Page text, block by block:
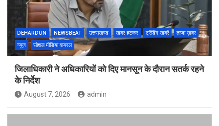
DEHARDUN NEWSBEAT उत्तराखण्ड खबर हटकर ट्रेंडिंग खबरें
ताज़ा ख़बर
न्यूज़
सोशल मीडिया वायरल
जिलाधिकारी ने अधिकारियों को दिए मानसून के दौरान सतर्क रहने
के निर्देश
August 7, 2026 admin